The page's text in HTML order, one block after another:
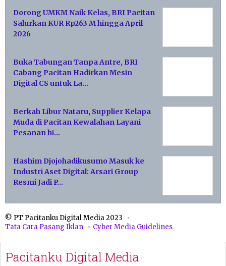
Dorong UMKM Naik Kelas, BRI Pacitan
Salurkan KUR Rp263 M hingga April
2026
Buka Tabungan Tanpa Antre, BRI
Cabang Pacitan Hadirkan Mesin
Digital CS untuk La…
Berkah Libur Nataru, Supplier Kelapa
Muda di Pacitan Kewalahan Layani
Pesanan hi…
Hashim Djojohadikusumo Masuk ke
Industri Aset Digital: Arsari Group
Resmi Jadi P…
© PT Pacitanku Digital Media 2023
Tata Cara Pasang Iklan
Cyber Media Guidelines
Pacitanku Digital Media